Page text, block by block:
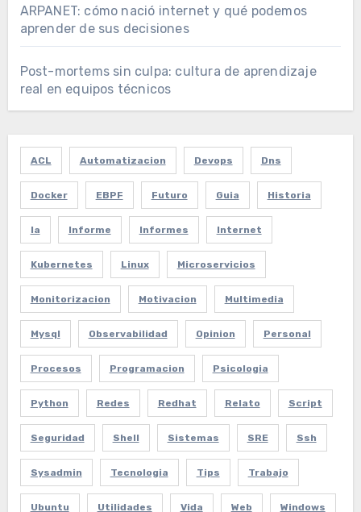
ARPANET: cómo nació internet y qué podemos
aprender de sus decisiones
Post-mortems sin culpa: cultura de aprendizaje
real en equipos técnicos
ACL Automatizacion Devops Dns
Docker EBPF Futuro Guia Historia
Ia Informe Informes Internet
Kubernetes Linux Microservicios
Monitorizacion Motivacion Multimedia
Mysql Observabilidad Opinion Personal
Procesos Programacion Psicologia
Python Redes Redhat Relato Script
Seguridad Shell Sistemas SRE Ssh
Sysadmin Tecnologia Tips Trabajo
Ubuntu Utilidades Vida Web Windows